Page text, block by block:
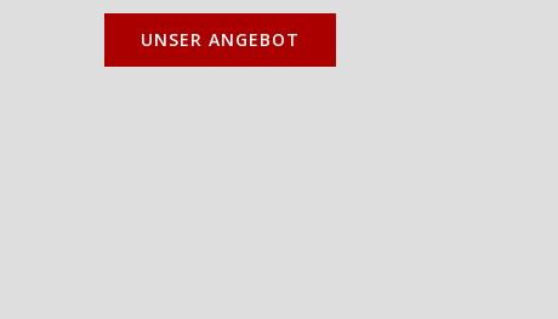
UNSER ANGEBOT